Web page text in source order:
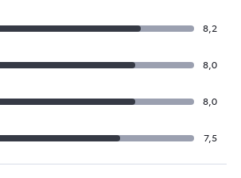
8,2
8,0
8,0
7,5